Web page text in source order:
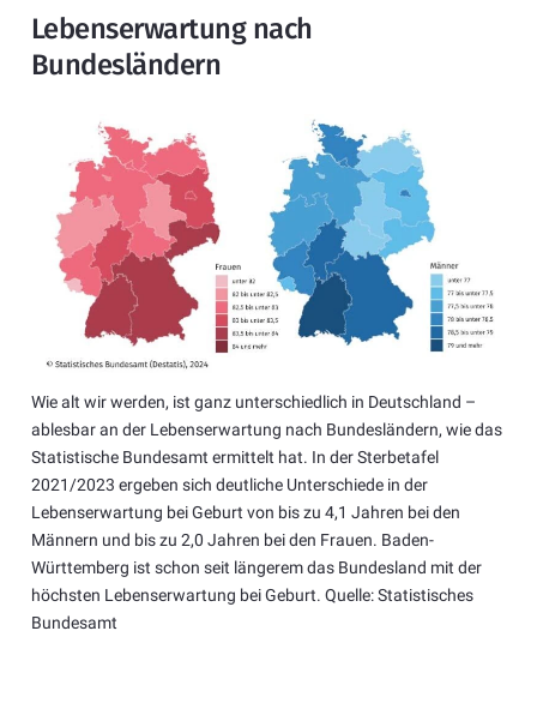
Lebenserwartung nach
Bundesländern
Wie alt wir werden, ist ganz unterschiedlich in Deutschland –
ablesbar an der Lebenserwartung nach Bundesländern, wie das
Statistische Bundesamt ermittelt hat. In der Sterbetafel
2021/2023 ergeben sich deutliche Unterschiede in der
Lebenserwartung bei Geburt von bis zu 4,1 Jahren bei den
Männern und bis zu 2,0 Jahren bei den Frauen. Baden-
Württemberg ist schon seit längerem das Bundesland mit der
höchsten Lebenserwartung bei Geburt. Quelle: Statistisches
Bundesamt